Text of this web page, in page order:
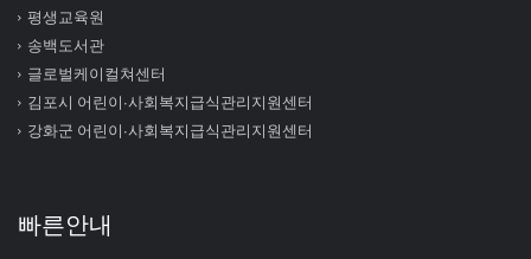
평생교육원
송백도서관
글로벌케이컬쳐센터
김포시 어린이∙사회복지급식관리지원센터
강화군 어린이∙사회복지급식관리지원센터
빠른안내